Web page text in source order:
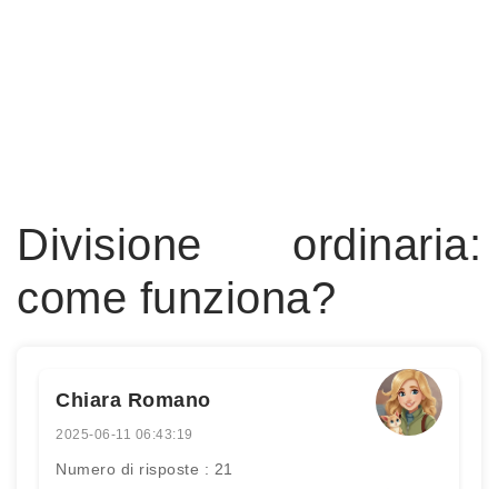
Divisione ordinaria:
come funziona?
Chiara Romano
2025-06-11 06:43:19
Numero di risposte : 21